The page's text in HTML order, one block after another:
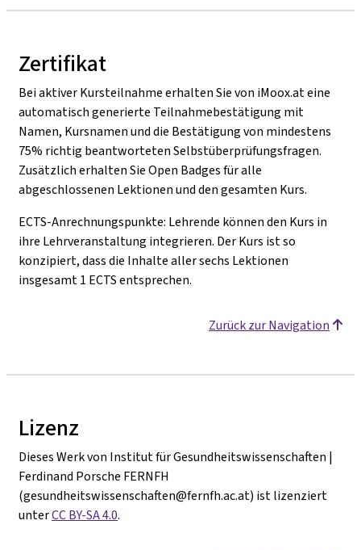
Zertifikat
Bei aktiver Kursteilnahme erhalten Sie von iMoox.at eine
automatisch generierte Teilnahmebestätigung mit
Namen, Kursnamen und die Bestätigung von mindestens
75% richtig beantworteten Selbstüberprüfungsfragen.
Zusätzlich erhalten Sie Open Badges für alle
abgeschlossenen Lektionen und den gesamten Kurs.
ECTS-Anrechnungspunkte: Lehrende können den Kurs in
ihre Lehrveranstaltung integrieren. Der Kurs ist so
konzipiert, dass die Inhalte aller sechs Lektionen
insgesamt 1 ECTS entsprechen.
Zurück zur Navigation
Lizenz
Dieses Werk von Institut für Gesundheitswissenschaften |
Ferdinand Porsche FERNFH
(gesundheitswissenschaften@fernfh.ac.at) ist lizenziert
unterCC BY-SA 4.0.